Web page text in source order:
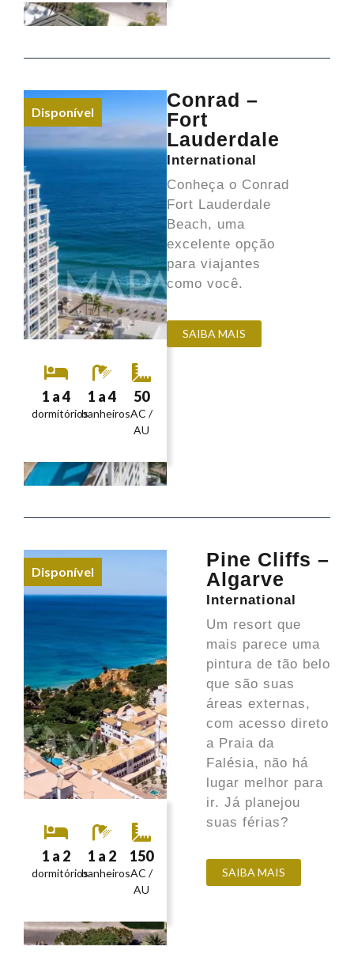
Disponível
1 a 4
dormitórios
1 a 4
banheiros
50
AC /
AU
Conrad –
Fort
Lauderdale
International
Conheça o Conrad
Fort Lauderdale
Beach, uma
excelente opção
para viajantes
como você.
SAIBA MAIS
Disponível
1 a 2
dormitórios
1 a 2
banheiros
150
AC /
AU
Pine Cliffs –
Algarve
International
Um resort que
mais parece uma
pintura de tão belo
que são suas
áreas externas,
com acesso direto
a Praia da
Falésia, não há
lugar melhor para
ir. Já planejou
suas férias?
SAIBA MAIS